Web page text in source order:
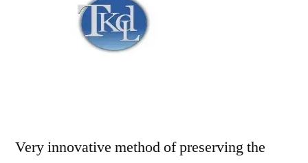
to
preserve
Indian
Very innovative method of preserving the